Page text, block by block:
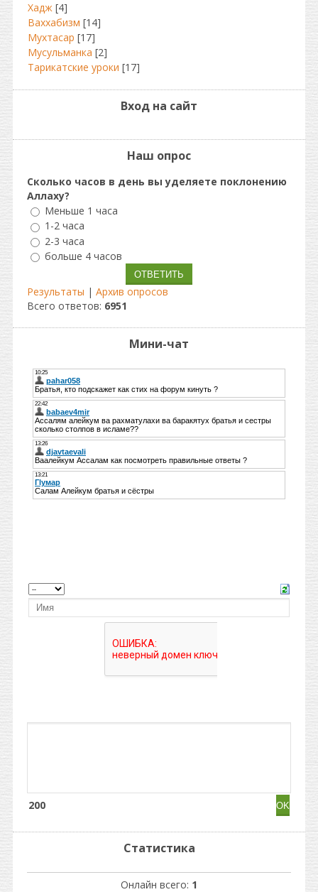
Хадж [4]
Ваххабизм [14]
Мухтасар [17]
Мусульманка [2]
Тарикатские уроки [17]
Вход на сайт
Наш опрос
Сколько часов в день вы уделяете поклонению
Аллаху?
Меньше 1 часа
1-2 часа
2-3 часа
больше 4 часов
Результаты | Архив опросов
Всего ответов: 6951
Мини-чат
200
Статистика
Онлайн всего: 1